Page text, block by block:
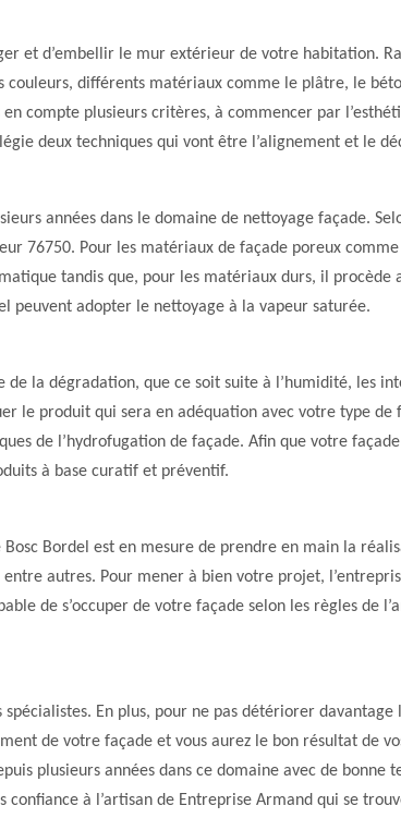
et d’embellir le mur extérieur de votre habitation.
différents matériaux comme le plâtre, le
compte plusieurs critères, à commencer par
deux techniques qui vont être l’alignement et le
années dans le domaine de nettoyage façade.
76750. Pour les matériaux de façade poreux
tandis que, pour les matériaux durs, il procède
peuvent adopter le nettoyage à la vapeur saturée.
la dégradation, que ce soit suite à l’humidité, les
le produit qui sera en adéquation avec votre type de
de l’hydrofugation de façade. Afin que votre
à base curatif et préventif.
Bordel est en mesure de prendre en main la
autres. Pour mener à bien votre projet,
de s’occuper de votre façade selon les règles de
En plus, pour ne pas détériorer davantage
de votre façade et vous aurez le bon résultat de
plusieurs années dans ce domaine avec de bonne
à l’artisan de Entreprise Armand qui se